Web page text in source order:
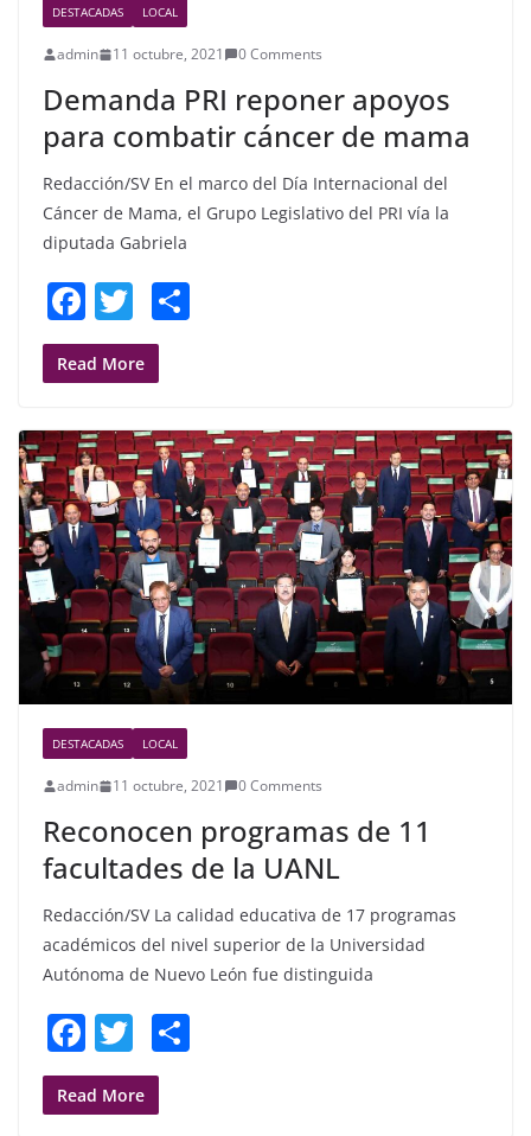
DESTACADAS LOCAL
admin 11 octubre, 2021 0 Comments
Demanda PRI reponer apoyos
para combatir cáncer de mama
Redacción/SV En el marco del Día Internacional del
Cáncer de Mama, el Grupo Legislativo del PRI vía la
diputada Gabriela
F
a
c
b
o
o
k
T
w
itt
Read More
DESTACADAS LOCAL
admin 11 octubre, 2021 0 Comments
Reconocen programas de 11
facultades de la UANL
Redacción/SV La calidad educativa de 17 programas
académicos del nivel superior de la Universidad
Autónoma de Nuevo León fue distinguida
F
a
c
T
w
itt
Read More